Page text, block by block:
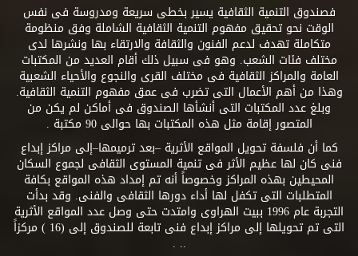
فصندوق التنمية الثقافية يسير بخطى سريعة ومدروسة فى نفس
الوقت نحو تحقيق مفهوم التنمية الثقافية الشاملة وفق منظومة
متكاملة تهدف لدعم الفنون والثقافة والارتقاء بها ونشرها لدى
مختلف فئات الشعب. وهو فى سبيل ذلك أقام العديد من المكتبات
العامة والمراكز الثقافية فى مختلف القرى والنجوع والأحياء الشعبية
وهذا من أهم الأعمال التى تضرب فى عمق مفهوم التنمية الثقافية.
وبلغ عدد المكتبات التى أنشأها الصندوق فى أماكن لم يكن من
المتصور إقامة مثل هذه المكتبات بها حوالى 90 مكتبة .
كما أن فلسفة تحويل المواقع الأثرية –بعد ترميمها–إلى مراكز إبداع
فنى كان لها عظيم الأثر فى تنمية المستوى الثقافى لجموع السكان
المحيطين بهذه المراكز وخصوصاً أنه تم إمداد هذه المواقع بكافة
المتطلبات التى تكفل لها أداء دورها الثقافى والفنى. وقد بدأت
التجربة عام 1996 ببيت الهراوى وامتدت حتى وصل عدد المواقع الأثرية
التى تم تحويلها إلى مراكز إبداع فنى تابعة للصندوق إلى (16 ) مركزاً
.. .